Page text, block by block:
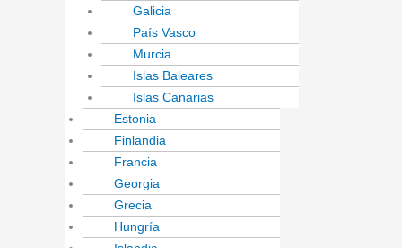
Galicia
País Vasco
Murcia
Islas Baleares
Islas Canarias
Estonia
Finlandia
Francia
Georgia
Grecia
Hungría